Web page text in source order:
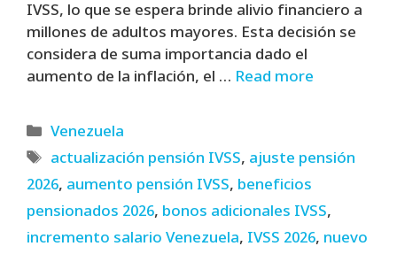
IVSS, lo que se espera brinde alivio financiero a
millones de adultos mayores. Esta decisión se
considera de suma importancia dado el
aumento de la inflación, el … Read more
Categories
Venezuela
Tags
actualización pensión IVSS, ajuste pensión
2026, aumento pensión IVSS, beneficios
pensionados 2026, bonos adicionales IVSS,
incremento salario Venezuela, IVSS 2026, nuevo